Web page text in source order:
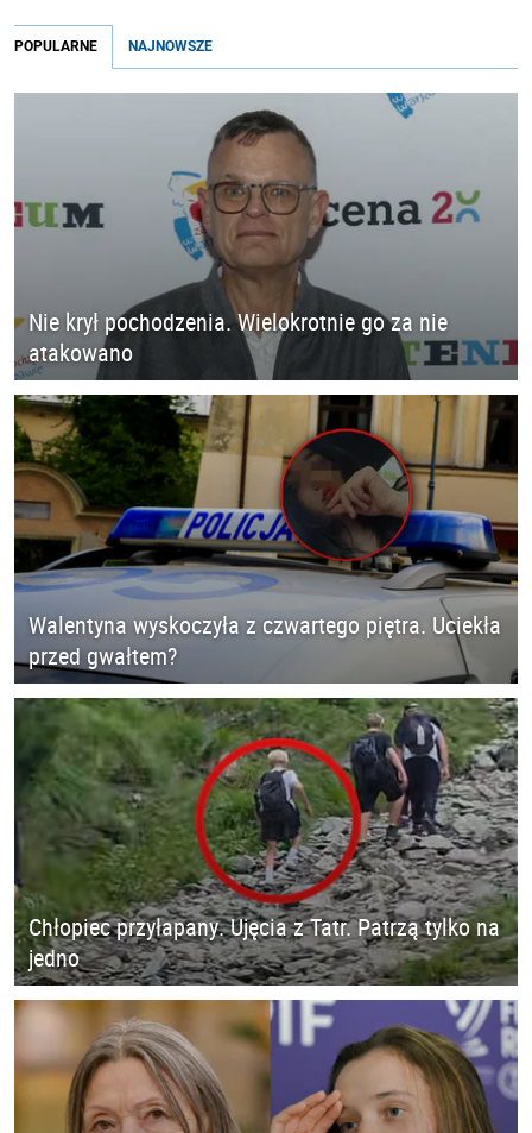
POPULARNE NAJNOWSZE
Nie krył pochodzenia. Wielokrotnie go za nie
atakowano
Walentyna wyskoczyła z czwartego piętra. Uciekła
przed gwałtem?
Chłopiec przyłapany. Ujęcia z Tatr. Patrzą tylko na
jedno